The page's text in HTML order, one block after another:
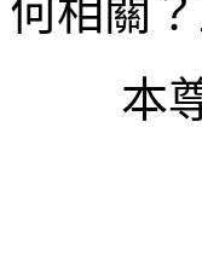
何相關
本尊